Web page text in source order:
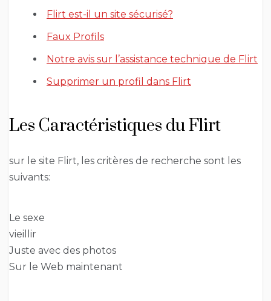
Flirt est-il un site sécurisé?
Faux Profils
Notre avis sur l’assistance technique de Flirt
Supprimer un profil dans Flirt
Les Caractéristiques du Flirt
sur le site Flirt, les critères de recherche sont les
suivants:
Le sexe
vieillir
Juste avec des photos
Sur le Web maintenant